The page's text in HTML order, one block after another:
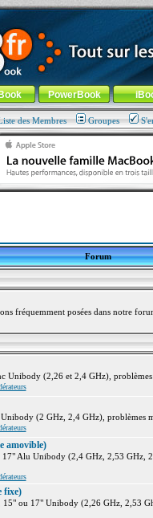
!
général-Aller au menu de
PowerBook
des Membres Groupes
Forum
fréquemment posées dans notre
Unibody (2,26 et 2,4 GHz),
(2 GHz, 2,4 GHz), problèmes
amovible)
Alu Unibody (2,4 GHz, 2,53 GHz,
fixe)
ou 17" Unibody (2,26 GHz, 2,53